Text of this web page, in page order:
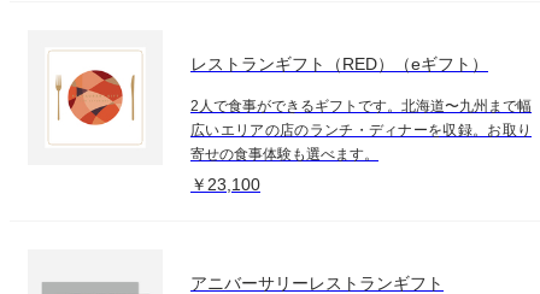
レストランギフト（RED）（eギフト）
2人で食事ができるギフトです。北海道〜九州まで幅
広いエリアの店のランチ・ディナーを収録。お取り
寄せの食事体験も選べます。
￥23,100
アニバーサリーレストランギフト